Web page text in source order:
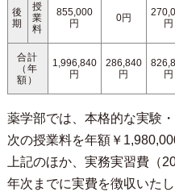
後
期
授
業
料
855,000
円
0円
円
合計
（年
額）
1,996,840
円
286,840
円
円
薬学部では、本格的な実験
次の授業料を年額￥
上記のほか、実務実習費（
年次までに実費を徴収いたし